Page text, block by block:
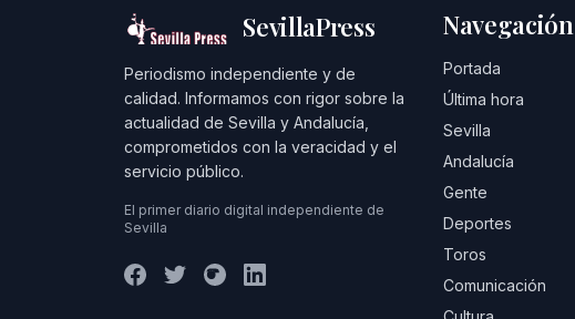
SevillaPress
Periodismo independiente y de
calidad. Informamos con rigor sobre la
actualidad de Sevilla y Andalucía,
comprometidos con la veracidad y el
servicio público.
El primer diario digital independiente de
Sevilla
Navegación
Portada
Última hora
Sevilla
Andalucía
Gente
Deportes
Toros
Comunicación